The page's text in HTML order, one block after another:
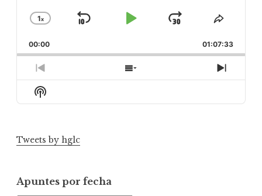
Change
Rate
1x
Skip
Play
Jump
Forward
Share
00:00 01:07:33
Previous
Episode
Show
Episodes
Next
Show
Podcast
Tweets by hglc
Apuntes por fecha